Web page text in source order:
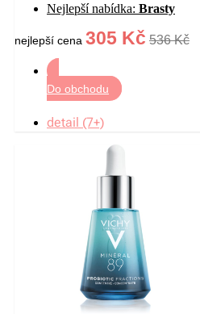
Nejlepší nabídka: Brasty
nejlepší cena 305 Kč 536 Kč
Do obchodu
detail (7+)